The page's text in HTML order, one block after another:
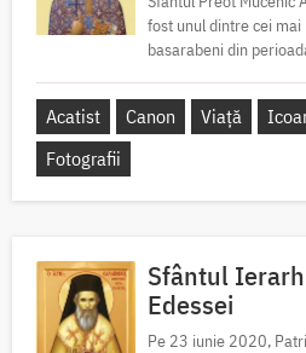
fost unul dintre cei
basarabeni din
Acatist Canon Viață
Fotografii
Sfântul
Edessei
Pe 23 iunie 2020,